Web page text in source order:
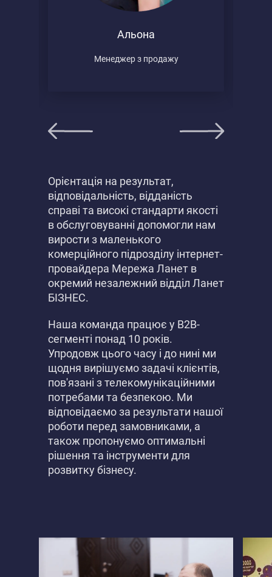
Альона
Менеджер з продажу
Орієнтація на результат,
відповідальність, відданість
справі та високі стандарти якості
в обслуговуванні допомогли нам
вирости з маленького
комерційного підрозділу інтернет-
провайдера Мережа Ланет в
окремий незалежний відділ Ланет
БІЗНЕС.
Наша команда працює у B2B-
сегменті понад 10 років.
Упродовж цього часу і до нині ми
щодня вирішуємо задачі клієнтів,
пов'язані з телекомунікаційними
потребами та безпекою. Ми
відповідаємо за результати нашої
роботи перед замовниками, а
також пропонуємо оптимальні
рішення та інструменти для
розвитку бізнесу.